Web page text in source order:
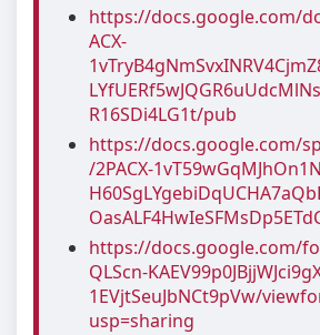
https://docs.google.com/
ACX-
R16SDi4LG1t/pub
https://docs.google.com/
/2PACX-
https://docs.google.com/
QLScn-
1EVjtSeuJbNCt9pVw/
usp=sharing